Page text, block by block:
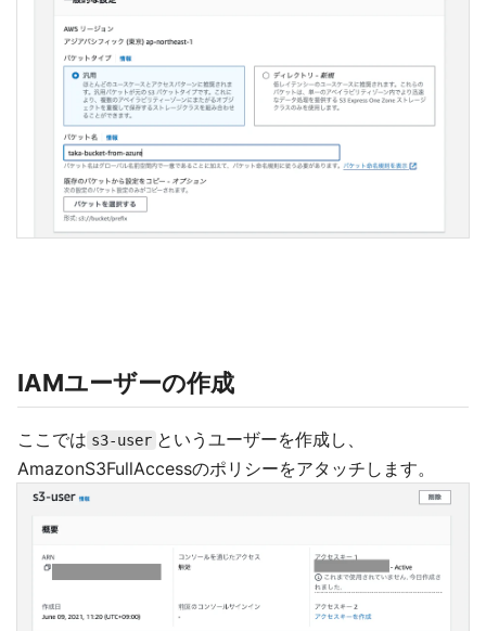
IAMユーザーの作成
ここでは s3-user というユーザーを作成し、
AmazonS3FullAccessのポリシーをアタッチします。